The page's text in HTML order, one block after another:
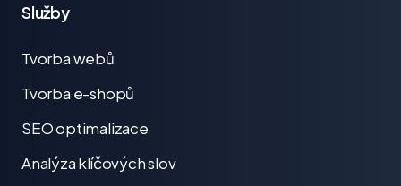
Služby
Tvorba webů
Tvorba e-shopů
SEO optimalizace
Analýza klíčových slov